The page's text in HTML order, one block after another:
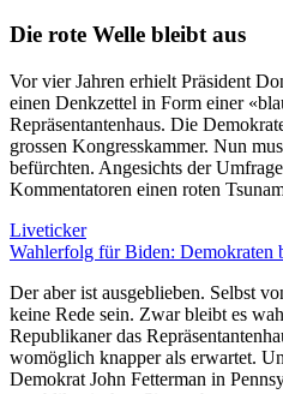
Die rote Welle bleibt aus
Vor vier Jahren erhielt Präsident
einen Denkzettel in Form einer
Repräsentantenhaus. Die
grossen Kongresskammer. Nun
befürchten. Angesichts der
Kommentatoren einen roten
Liveticker
Wahlerfolg für Biden: Demokraten
Der aber ist ausgeblieben. Selbst
keine Rede sein. Zwar bleibt es
Republikaner das
womöglich knapper als erwartet.
Demokrat John Fetterman in